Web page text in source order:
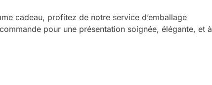
cadeau, profitez de notre service d’emballage
pour une présentation soignée, élégante, et à